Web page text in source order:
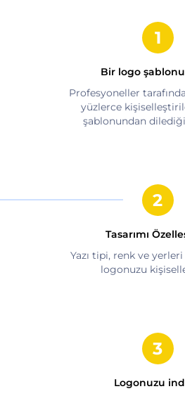
Bir logo
Profesyoneller
yüzlerce
şablonundan
Tasarımı
Yazı tipi, renk ve
logonuzu
Logonuzu